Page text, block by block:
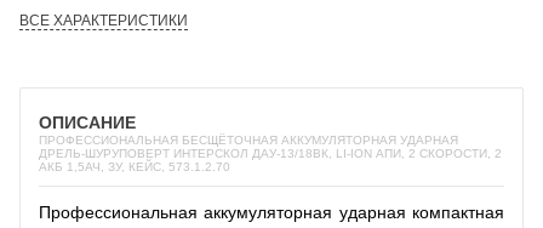
ВСЕ ХАРАКТЕРИСТИКИ
ОПИСАНИЕ
ПРОФЕССИОНАЛЬНАЯ БЕСЩЁТОЧНАЯ АККУМУЛЯТОРНАЯ УДАРНАЯ
ДРЕЛЬ-ШУРУПОВЕРТ ИНТЕРСКОЛ ДАУ-13/18ВК, LI-ION АПИ, 2 СКОРОСТИ, 2
АКБ 1,5АЧ, ЗУ, КЕЙС, 573.1.2.70
Профессиональная аккумуляторная ударная компактная